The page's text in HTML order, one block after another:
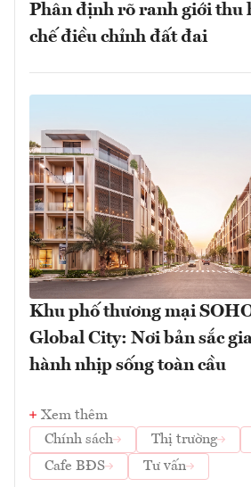
Phân định rõ ranh giới thu
chế điều chỉnh đất đai
Khu phố thương mại
Global City: Nơi bản sắc
hành nhịp sống toàn cầu
Xem thêm
Chính sách
Thị trường
Cafe BĐS
Tư vấn